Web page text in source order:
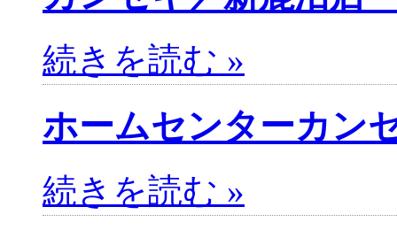
続きを読む »
ホームセンターカン
続きを読む »